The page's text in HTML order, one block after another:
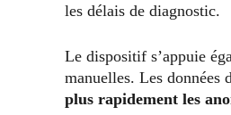
les délais de diagnostic.
Le dispositif s’appuie
manuelles. Les données
plus rapidement les